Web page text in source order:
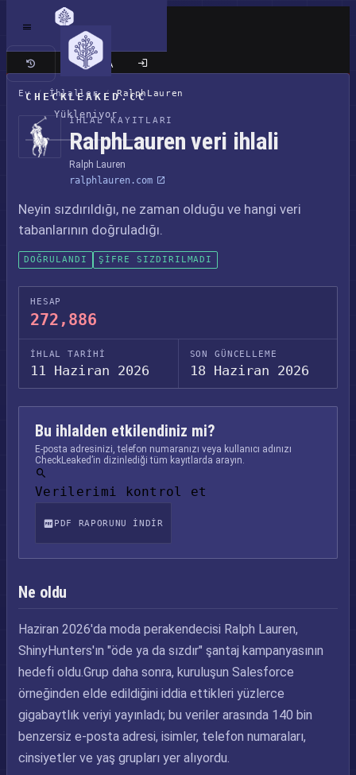
CHECKLEAKED.CC
Yükleniyor
Klasik site
Ev / İhlaller / RalphLauren
İHLAL KAYITLARI
RalphLauren veri ihlali
Ralph Lauren
ralphlauren.com
Neyin sızdırıldığı, ne zaman olduğu ve hangi veri
tabanlarının doğruladığı.
DOĞRULANDI ŞIFRE SIZDIRILMADI
HESAP
272,886
İHLAL TARIHI
11 Haziran 2026
SON GÜNCELLEME
18 Haziran 2026
Bu ihlalden etkilendiniz mi?
E-posta adresinizi, telefon numaranızı veya kullanıcı adınızı
CheckLeaked’in dizinlediği tüm kayıtlarda arayın.
Verilerimi kontrol et
PDF RAPORUNU INDIR
Ne oldu
Haziran 2026'da moda perakendecisi Ralph Lauren,
ShinyHunters'ın "öde ya da sızdır" şantaj kampanyasının
hedefi oldu.Grup daha sonra, kuruluşun Salesforce
örneğinden elde edildiğini iddia ettikleri yüzlerce
gigabaytlık veriyi yayınladı; bu veriler arasında 140 bin
benzersiz e-posta adresi, isimler, telefon numaraları,
cinsiyetler ve yaş grupları yer alıyordu.